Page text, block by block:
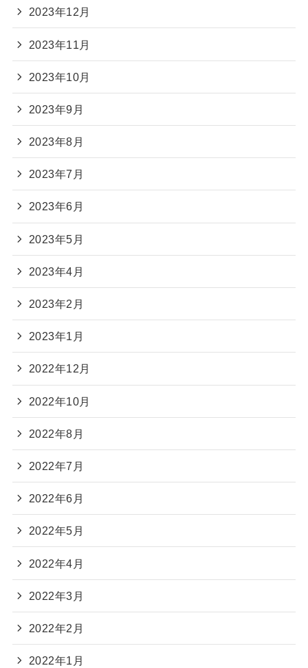
2023年12月
2023年11月
2023年10月
2023年9月
2023年8月
2023年7月
2023年6月
2023年5月
2023年4月
2023年2月
2023年1月
2022年12月
2022年10月
2022年8月
2022年7月
2022年6月
2022年5月
2022年4月
2022年3月
2022年2月
2022年1月